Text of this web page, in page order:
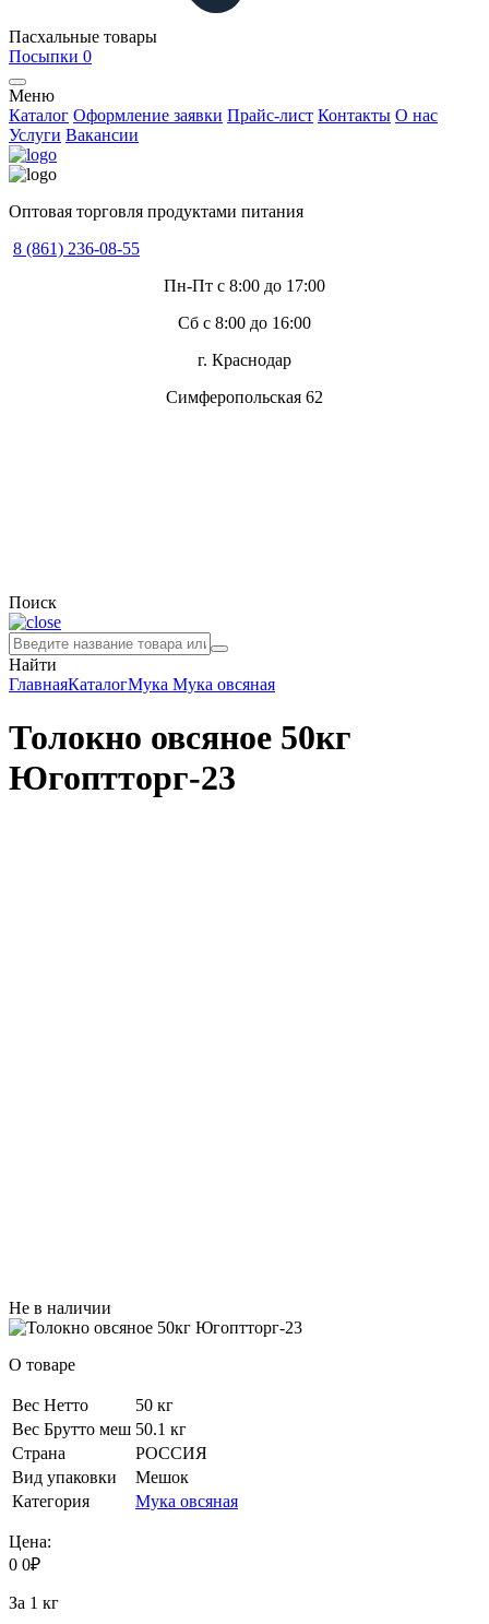
Пасхальные товары
Посыпки 0
Меню
Каталог Оформление заявки Прайс-лист Контакты О нас
Услуги Вакансии
Оптовая торговля продуктами питания
8 (861) 236-08-55
Пн-Пт с 8:00 до 17:00
Сб с 8:00 до 16:00
г. Краснодар
Симферопольская 62
Поиск
Найти
ГлавнаяКаталогМука Мука овсяная
Толокно овсяное 50кг
Югоптторг-23
Не в наличии
О товаре
Вес Нетто
50 кг
Вес Брутто меш 50.1 кг
Страна
РОССИЯ
Вид упаковки
Мешок
Категория
Мука овсяная
Цена:
0 0₽
За 1 кг